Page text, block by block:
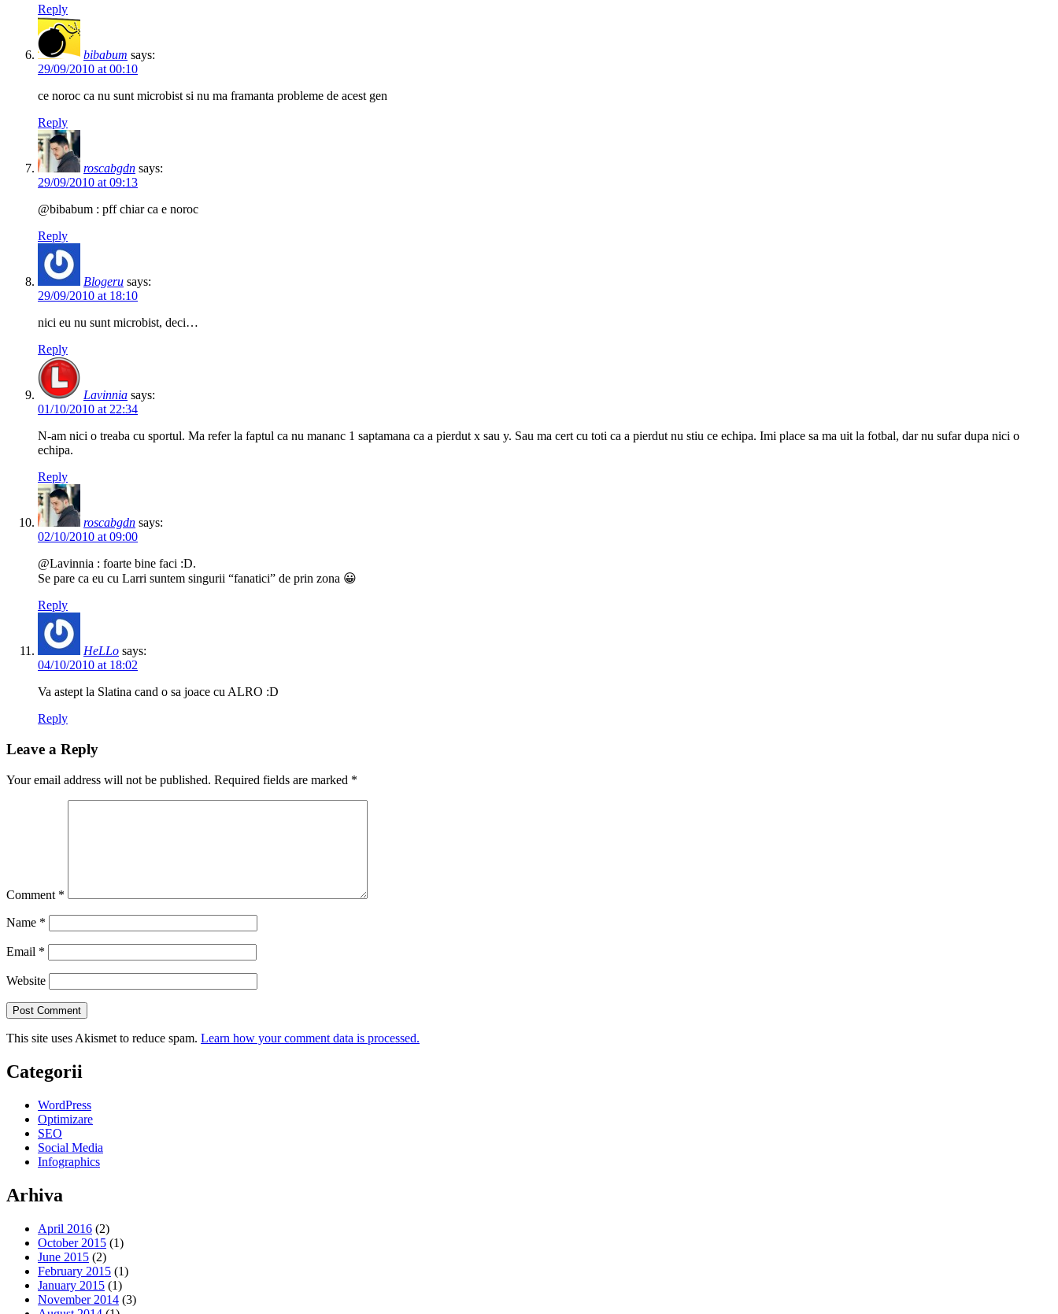
Reply
bibabum says:
29/09/2010 at 00:10
ce noroc ca nu sunt microbist si nu ma framanta probleme de acest gen
Reply
roscabgdn says:
29/09/2010 at 09:13
@bibabum : pff chiar ca e noroc
Reply
Blogeru says:
29/09/2010 at 18:10
nici eu nu sunt microbist, deci…
Reply
Lavinnia says:
01/10/2010 at 22:34
N-am nici o treaba cu sportul. Ma refer la faptul ca nu mananc 1 saptamana ca a pierdut x sau y. Sau ma cert cu toti ca a pierdut nu stiu ce echipa. Imi place sa ma uit la fotbal, dar nu sufar dupa nici o
echipa.
Reply
roscabgdn says:
02/10/2010 at 09:00
@Lavinnia : foarte bine faci :D.
Se pare ca eu cu Larri suntem singurii “fanatici” de prin zona 😀
Reply
HeLLo says:
04/10/2010 at 18:02
Va astept la Slatina cand o sa joace cu ALRO :D
Reply
Leave a Reply
Your email address will not be published. Required fields are marked *
Comment *
Name *
Email *
Website
This site uses Akismet to reduce spam. Learn how your comment data is processed.
Categorii
WordPress
Optimizare
SEO
Social Media
Infographics
Arhiva
April 2016 (2)
October 2015 (1)
June 2015 (2)
February 2015 (1)
January 2015 (1)
November 2014 (3)